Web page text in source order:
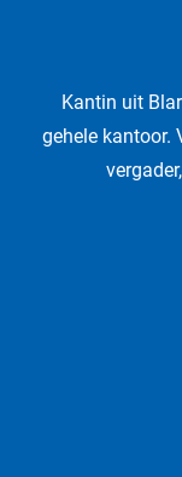
Kantin uit
gehele kantoor.